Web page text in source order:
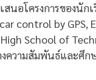
อโครงการของนัก
control by GPS,
School of
ความสัมพันธ์และศึก